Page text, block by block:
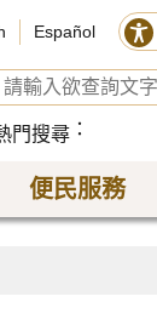
Español
門搜尋
便民服務